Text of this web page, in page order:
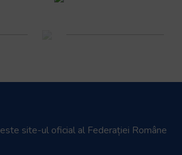
este site-ul oficial al Federației Române